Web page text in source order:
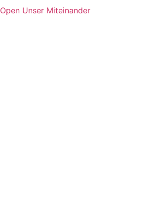
Open Unser Miteinander